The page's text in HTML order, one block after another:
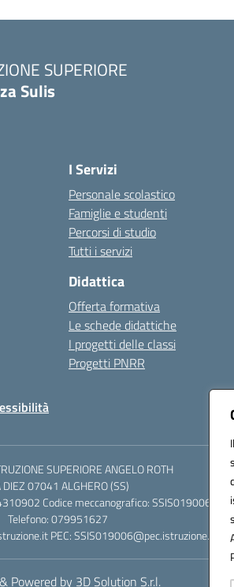
SUPERIORE
Sulis
I Servizi
Personale scolastico
Famiglie e studenti
Percorsi di studio
Tutti i servizi
Didattica
Offerta formativa
Le schede didattiche
I progetti delle classi
Progetti PNRR
SUPERIORE ANGELO ROTH
DIEZ 07041 ALGHERO (SS)
Codice meccanografico: SSIS019006
Telefono: 079951627
PEC: SSIS019006@pec.istruzione.it
Powered by 3D Solution S.r.l.